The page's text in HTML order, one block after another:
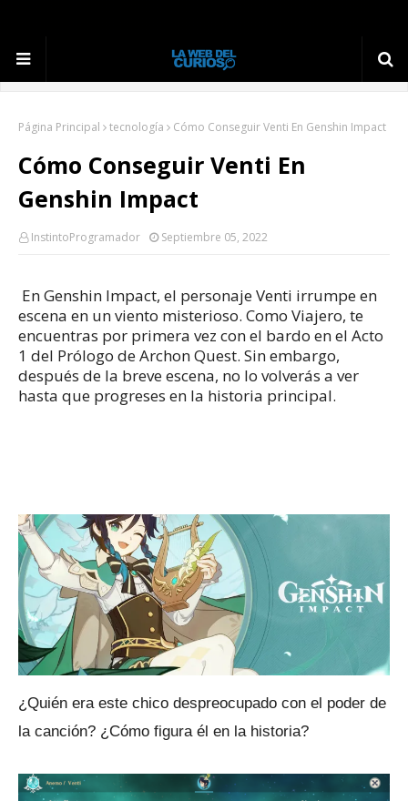
Página Principal tecnología Cómo Conseguir Venti En Genshin Impact
Cómo Conseguir Venti En
Genshin Impact
InstintoProgramador Septiembre 05, 2022
En Genshin Impact, el personaje Venti irrumpe en
escena en un viento misterioso. Como Viajero, te
encuentras por primera vez con el bardo en el Acto
1 del Prólogo de Archon Quest. Sin embargo,
después de la breve escena, no lo volverás a ver
hasta que progreses en la historia principal.
¿Quién era este chico despreocupado con el poder de
la canción? ¿Cómo figura él en la historia?